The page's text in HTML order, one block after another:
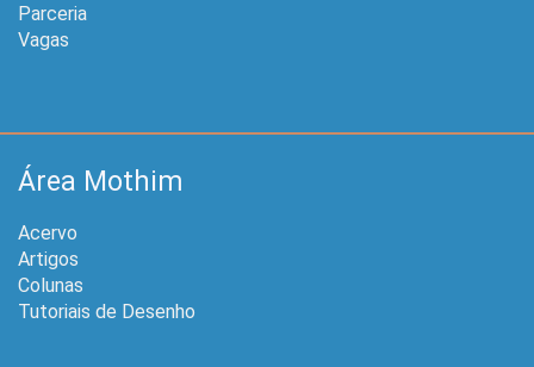
Parceria
Vagas
Área Mothim
Acervo
Artigos
Colunas
Tutoriais de Desenho